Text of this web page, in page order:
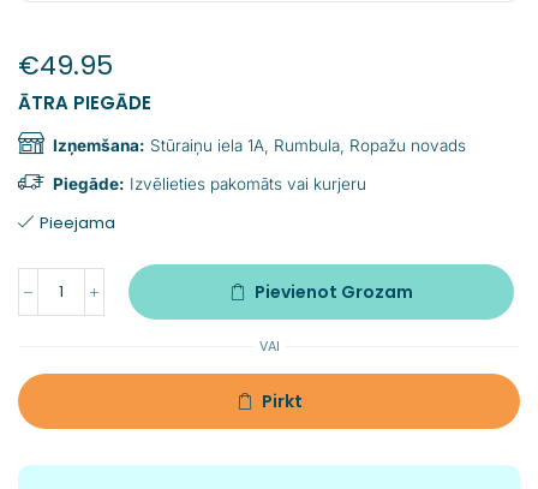
€49.95
ĀTRA PIEGĀDE
Izņemšana: Stūraiņu iela 1A, Rumbula, Ropažu novads
Piegāde: Izvēlieties pakomāts vai kurjeru
Pieejama
Pievienot Grozam
VAI
Pirkt